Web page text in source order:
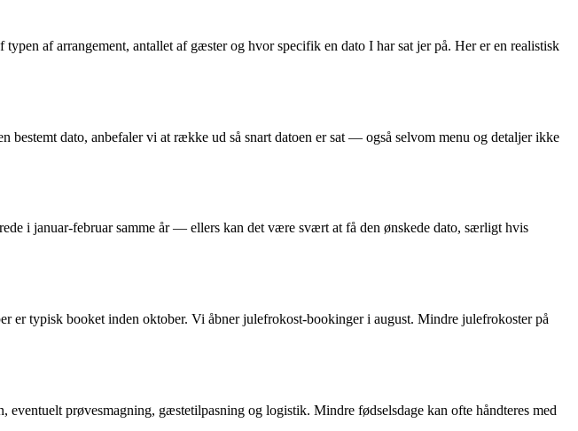
af arrangement, antallet af gæster og hvor specifik en dato I har sat jer på. Her er en realistisk
dato, anbefaler vi at række ud så snart datoen er sat — også selvom menu og detaljer ikke
i januar-februar samme år — ellers kan det være svært at få den ønskede dato, særligt hvis
er typisk booket inden oktober. Vi åbner julefrokost-bookinger i august. Mindre julefrokoster på
prøvesmagning, gæstetilpasning og logistik. Mindre fødselsdage kan ofte håndteres med